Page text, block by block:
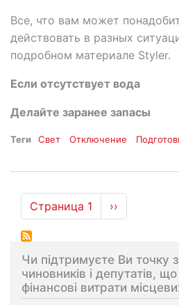
Все, что вам может
действовать в разных
подробном материале Styler.
Если отсутствует вода
Делайте заранее запасы
Теги Свет Отключение
Нумерация
страниц
Страница 1
Следующая
страница
››
Чи підтримуєте Ви точку
чиновників і депутатів,
фінансові витрати